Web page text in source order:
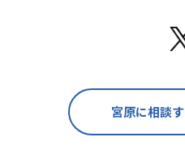
宮原に相談す